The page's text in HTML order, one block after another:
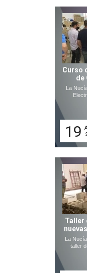
Curso
de
La
19
Taller
La
taller